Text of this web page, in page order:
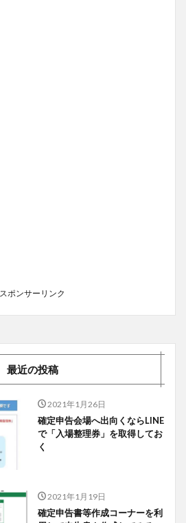
スポンサーリンク
最近の投稿
2021年1月26日
確定申告会場へ出向くならLINE
で「入場整理券」を取得してお
く
2021年1月19日
確定申告書等作成コーナーを利